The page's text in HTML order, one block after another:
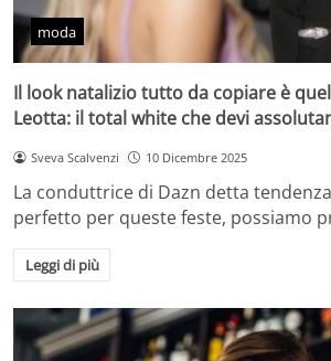
moda
Il look natalizio tutto da copiare è
Leotta: il total white che devi
Sveva Scalvenzi 10 Dicembre 2025
La conduttrice di Dazn detta
perfetto per queste feste, possiamo
Leggi di più